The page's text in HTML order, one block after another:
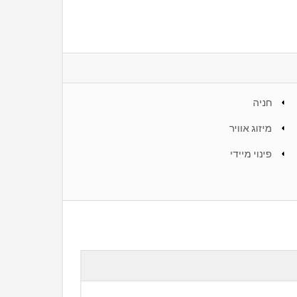
חניה
מיזוג אוויר
פינוי מיידי